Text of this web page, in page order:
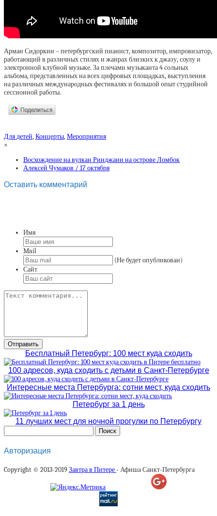
Арман Сидоркин – петербургский пианист, композитор, импровизатор,
работающий в различных стилях и жанрах близких к джазу, соулу и
электронной клубной музыке. За плечами музыканта 4 сольных
альбома, представленных на всех цифровых площадках, выступления
на различных международных фестивалях и большой опыт студийной
сессионной работы.
Для детей,Концерты,Мероприятия
×
Восхождение на вулкан Ринджани на острове Ломбок
Алексей Чумаков / 17 октября
Оставить комментарий
Имя
Mail
(Не будет опубликован)
Сайт
Бесплатный Петербург: 100 мест куда сходить
100 адресов, куда сходить с детьми в Санкт-Петербурге
Интересные места Петербурга: сотни мест, куда сходить
Петербург за 1 день
11 лучших мест для ночной прогулки по Петербургу
Авторизация
Copyright © 2013-2019Завтра в Питере- Афиша Санкт-Петербурга